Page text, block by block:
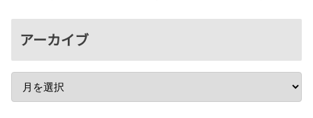
アーカイブ